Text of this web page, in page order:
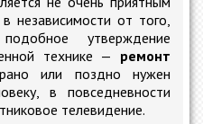
независимости от того,
утверждение
технике — ремонт
или поздно нужен
в повседневности
телевидение.